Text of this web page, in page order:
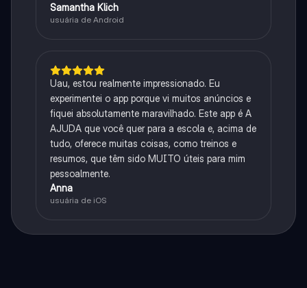
Samantha Klich
usuária de Android
Uau, estou realmente impressionado. Eu
experimentei o app porque vi muitos anúncios e
fiquei absolutamente maravilhado. Este app é A
AJUDA que você quer para a escola e, acima de
tudo, oferece muitas coisas, como treinos e
resumos, que têm sido MUITO úteis para mim
pessoalmente.
Anna
usuária de iOS